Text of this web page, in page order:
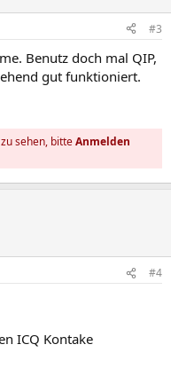
#3
Benutz doch mal QIP,
gut funktioniert.
sehen, bitteAnmelden
#4
ICQ Kontake